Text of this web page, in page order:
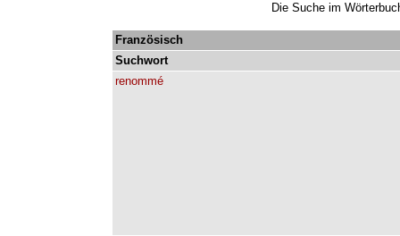
Die Suche im
Französisch
Suchwort
renommé